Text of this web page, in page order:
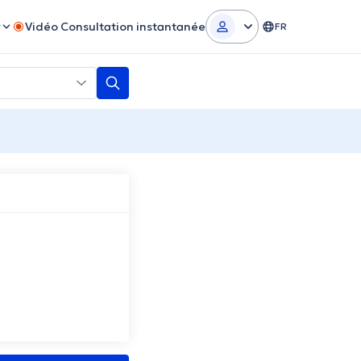
Vidéo Consultation instantanée FR